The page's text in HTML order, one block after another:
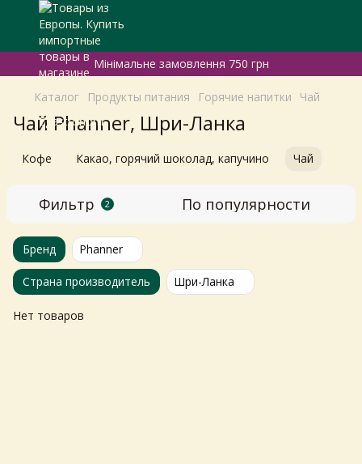
Мінімальне замовлення 750 грн
Каталог Продукты питания Горячие напитки Чай
Чай Phanner, Шри-Ланка
Кофе Какао, горячий шоколад, капучино Чай
Фильтр 2 По популярности
Бренд Phanner
Страна производитель Шри-Ланка
Нет товаров